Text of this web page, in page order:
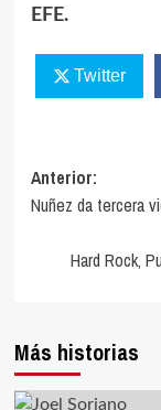
EFE.
Twitter
de
entradas
Anterior:
Nuñez da tercera
Hard Rock,
Más historias